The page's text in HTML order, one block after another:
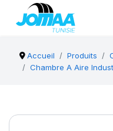
Accueil Produits
Chambre A Aire